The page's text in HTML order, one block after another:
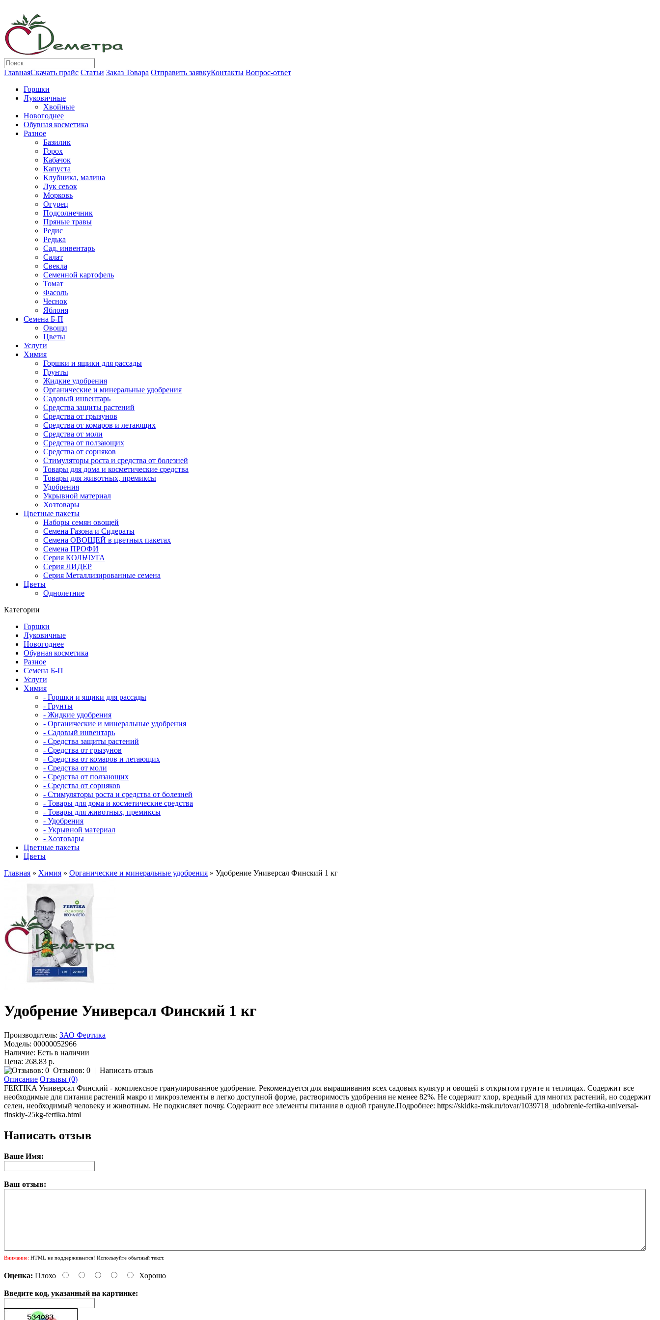
ГлавнаяСкачать прайс Статьи Заказ Товара Отправить заявкуКонтакты Вопрос-ответ
Горшки
Луковичные
Хвойные
Новогоднее
Обувная косметика
Разное
Базилик
Горох
Кабачок
Капуста
Клубника, малина
Лук севок
Морковь
Огурец
Подсолнечник
Пряные травы
Редис
Редька
Сад. инвентарь
Салат
Свекла
Семенной картофель
Томат
Фасоль
Чеснок
Яблоня
Семена Б-П
Овощи
Цветы
Услуги
Химия
Горшки и ящики для рассады
Грунты
Жидкие удобрения
Органические и минеральные удобрения
Садовый инвентарь
Средства защиты растений
Средства от грызунов
Средства от комаров и летающих
Средства от моли
Средства от ползающих
Средства от сорняков
Стимуляторы роста и средства от болезней
Товары для дома и косметические средства
Товары для животных, премиксы
Удобрения
Укрывной материал
Хозтовары
Цветные пакеты
Наборы семян овощей
Семена Газона и Сидераты
Семена ОВОЩЕЙ в цветных пакетах
Семена ПРОФИ
Серия КОЛЬЧУГА
Серия ЛИДЕР
Серия Металлизированные семена
Цветы
Однолетние
Категории
Горшки
Луковичные
Новогоднее
Обувная косметика
Разное
Семена Б-П
Услуги
Химия
- Горшки и ящики для рассады
- Грунты
- Жидкие удобрения
- Органические и минеральные удобрения
- Садовый инвентарь
- Средства защиты растений
- Средства от грызунов
- Средства от комаров и летающих
- Средства от моли
- Средства от ползающих
- Средства от сорняков
- Стимуляторы роста и средства от болезней
- Товары для дома и косметические средства
- Товары для животных, премиксы
- Удобрения
- Укрывной материал
- Хозтовары
Цветные пакеты
Цветы
Главная » Химия » Органические и минеральные удобрения » Удобрение Универсал Финский 1 кг
Удобрение Универсал Финский 1 кг
Производитель: ЗАО Фертика
Модель: 00000052966
Наличие: Есть в наличии
Цена: 268.83 р.
Отзывов: 0 | Написать отзыв
Описание Отзывы (0)
FERTIKA Универсал Финский - комплексное гранулированное удобрение. Рекомендуется для выращивания всех садовых культур и овощей в открытом грунте и теплицах. Содержит все
необходимые для питания растений макро и микроэлементы в легко доступной форме, растворимость удобрения не менее 82%. Не содержит хлор, вредный для многих растений, но содержит
селен, необходимый человеку и животным. Не подкисляет почву. Содержит все элементы питания в одной грануле.Подробнее: https://skidka-msk.ru/tovar/1039718_udobrenie-fertika-universal-
finskiy-25kg-fertika.html
Написать отзыв
Ваше Имя:
Ваш отзыв:
Внимание: HTML не поддерживается! Используйте обычный текст.
Оценка: Плохо Хорошо
Введите код, указанный на картинке: